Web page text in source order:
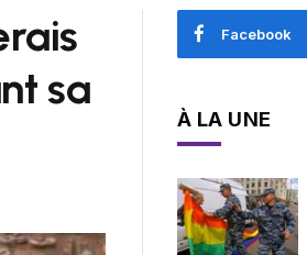
sa
Facebook
À LA UNE